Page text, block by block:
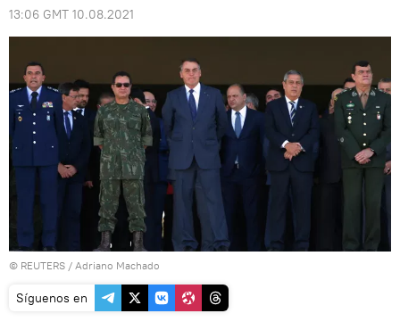
13:06 GMT 10.08.2021
© REUTERS / Adriano Machado
Síguenos en